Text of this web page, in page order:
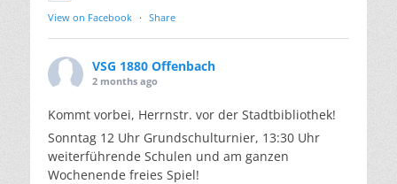
View on Facebook · Share
VSG 1880 Offenbach
2 months ago
Kommt vorbei, Herrnstr. vor der Stadtbibliothek!
Sonntag 12 Uhr Grundschulturnier, 13:30 Uhr
weiterführende Schulen und am ganzen
Wochenende freies Spiel!